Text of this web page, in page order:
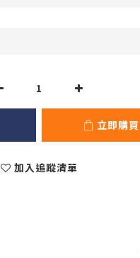
立即購買
加入追蹤清單